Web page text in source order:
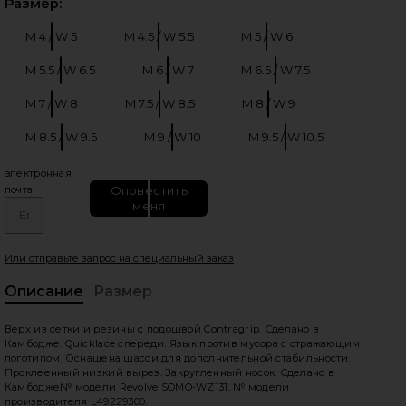
слайды
Размер:
M 4 / W 5 Размер:
M 4.5 / W 5.5 M 5 / W 6
Размер:
M 5.5 / W 6.5 Размер:
M 6 / W 7 M 6.5 / W 7.5
Размер:
M 7 / W 8 Размер:
M 7.5 / W 8.5 M 8 / W 9
Размер:
M 8.5 / W 9.5 Размер:
M 9 / W 10 M 9.5 / W 10.5
электронная
почта
Оповестить
меня
Или отправьте запрос на специальный заказ
Описание
Размер
Верх из сетки и резины с подошвой Contragrip. Сделано в
Камбодже. Quicklace спереди. Язык против мусора с отражающим
логотипом. Оснащена шасси для дополнительной стабильности.
Проклеенный низкий вырез. Закругленный носок. Сделано в
Камбодже№ модели Revolve SOMO-WZ131. № модели
производителя L49229300.